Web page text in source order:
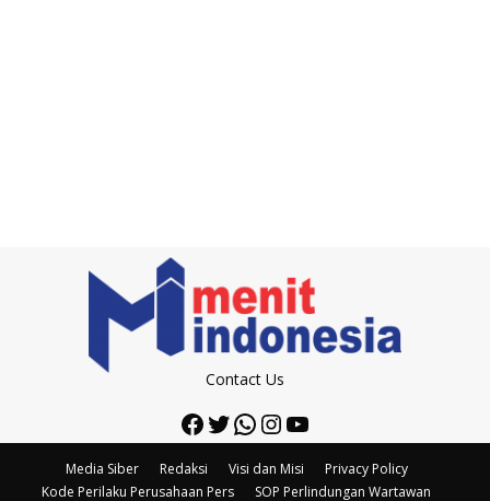
Contact Us
Facebook
Twitter
WhatsApp
Instagram
YouTube
Media Siber Redaksi Visi dan Misi
Privacy Policy
Kode Perilaku Perusahaan Pers
SOP Perlindungan Wartawan